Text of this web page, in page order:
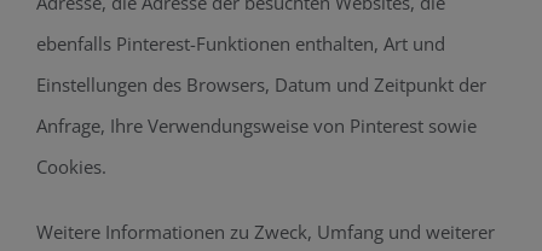
ebenfalls Pinterest-Funktionen enthalten, Art und
Einstellungen des Browsers, Datum und Zeitpunkt der
Anfrage, Ihre Verwendungsweise von Pinterest sowie
Cookies.
Weitere Informationen zu Zweck, Umfang und weiterer